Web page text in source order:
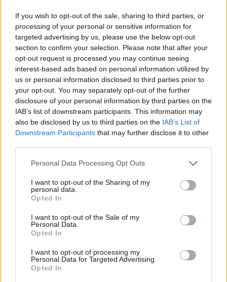
If you wish to opt-out of the sale, sharing to third parties, or
processing of your personal or sensitive information for
targeted advertising by us, please use the below opt-out
section to confirm your selection. Please note that after your
opt-out request is processed you may continue seeing
interest-based ads based on personal information utilized by
us or personal information disclosed to third parties prior to
your opt-out. You may separately opt-out of the further
disclosure of your personal information by third parties on the
IAB’s list of downstream participants. This information may
also be disclosed by us to third parties on the IAB’s List of
Downstream Participants that may further disclose it to other
Personal Data Processing Opt Outs
I want to opt-out of the Sharing of my
personal data.
Opted In
I want to opt-out of the Sale of my
Personal Data.
Opted In
I want to opt-out of processing my
Personal Data for Targeted Advertising.
Opted In
σταθερότητας στην Ανατολική Μεσόγειο και ως
στρατηγικό σύμμαχο στην ανατολική και νότια
πτέρυγα του ΝΑΤΟ.
eleftherostypos.gr